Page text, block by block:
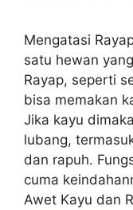
Mengatasi
satu hewan
Rayap, seperti
bisa memakan
Jika kayu
lubang,
dan rapuh.
cuma
Awet Kayu dan